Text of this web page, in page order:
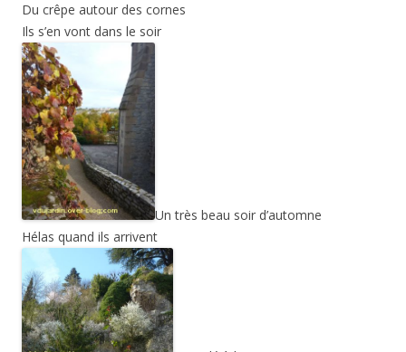
Du crêpe autour des cornes
Ils s’en vont dans le soir
Un très beau soir d’automne
Hélas quand ils arrivent